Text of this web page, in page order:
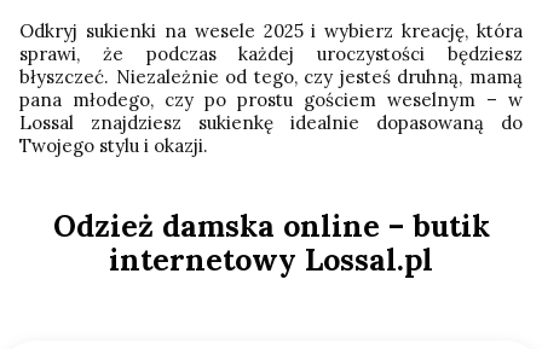
Odkryj sukienki na wesele 2025 i wybierz kreację, która
sprawi, że podczas każdej uroczystości będziesz
błyszczeć. Niezależnie od tego, czy jesteś druhną, mamą
pana młodego, czy po prostu gościem weselnym – w
Lossal znajdziesz sukienkę idealnie dopasowaną do
Twojego stylu i okazji.
Odzież damska online – butik
internetowy Lossal.pl